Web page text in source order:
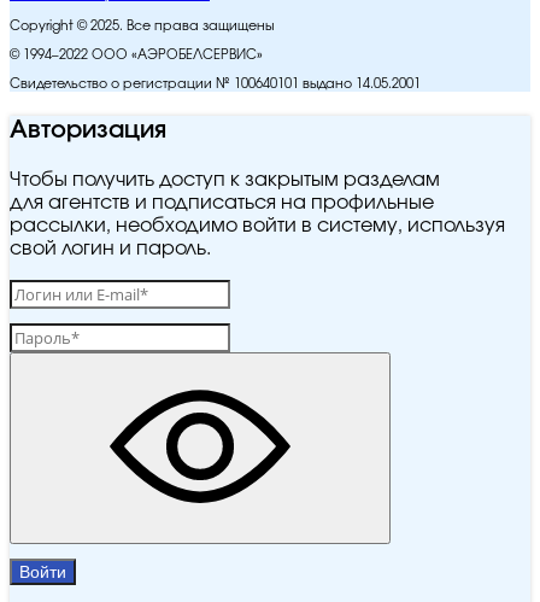
Copyright © 2025. Все права защищены
© 1994–2022 ООО «АЭРОБЕЛСЕРВИС»
Свидетельство о регистрации № 100640101 выдано 14.05.2001
Авторизация
Чтобы получить доступ к закрытым разделам
для агентств и подписаться на профильные
рассылки, необходимо войти в систему, используя
свой логин и пароль.
Войти